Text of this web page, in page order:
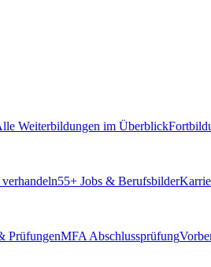
Weiterbildungen im Überblick
55+ Jobs & Berufsbilder
PrüfungenMFA Abschlussprüfung